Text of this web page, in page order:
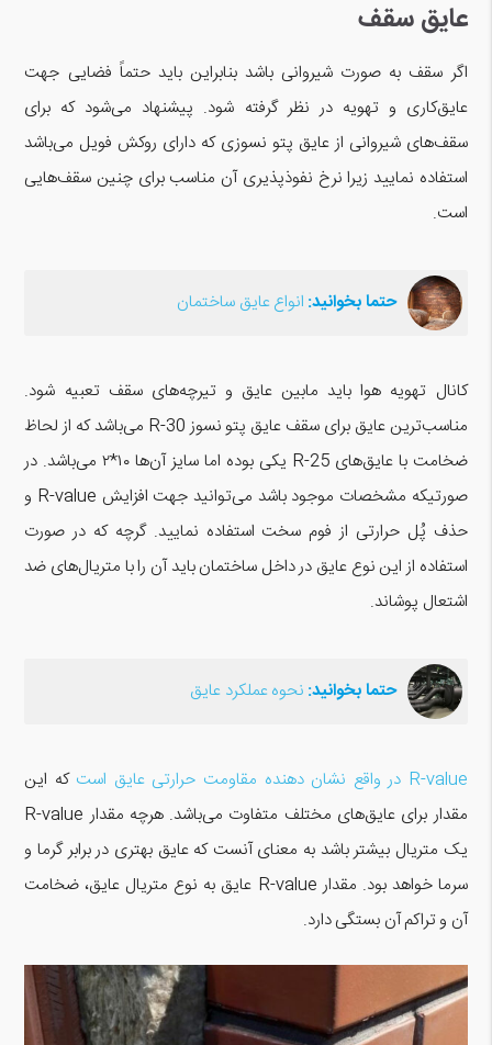
عایق سقف
اگر سقف به صورت شیروانی باشد بنابراین باید حتماً فضایی جهت
عایق‌کاری و تهویه در نظر گرفته شود. پیشنهاد می‌شود که برای
سقف‌های شیروانی از عایق پتو نسوزی که دارای روکش فویل می‌باشد
استفاده نمایید زیرا نرخ نفوذپذیری آن مناسب برای چنین سقف‌هایی
است.
حتما بخوانید: انواع عایق ساختمان
کانال تهویه هوا باید مابین عایق و تیرچه‌های سقف تعبیه شود.
مناسب‌ترین عایق برای سقف عایق پتو نسوز R-30 می‌باشد که از لحاظ
ضخامت با عایق‌های R-25 یکی بوده اما سایز آن‌ها ۱۰*۲ می‌باشد. در
صورتیکه مشخصات موجود باشد می‌توانید جهت افزایش R-value و
حذف پُل حرارتی از فوم سخت استفاده نمایید. گرچه که در صورت
استفاده از این نوع عایق در داخل ساختمان باید آن را با متریال‌های ضد
اشتعال پوشاند.
حتما بخوانید: نحوه عملکرد عایق
R-value در واقع نشان دهنده مقاومت حرارتی عایق است
که این
مقدار برای عایق‌های مختلف متفاوت می‌باشد. هرچه مقدار R-value
یک متریال بیشتر باشد به معنای آنست که عایق بهتری در برابر گرما و
سرما خواهد بود. مقدار R-value عایق به نوع متریال عایق، ضخامت
آن و تراکم آن بستگی دارد.